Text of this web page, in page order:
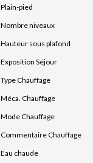
Plain-pied
Nombre niveaux
Hauteur sous plafond
Exposition Séjour
Type Chauffage
Méca. Chauffage
Mode Chauffage
Commentaire Chauffage
Eau chaude